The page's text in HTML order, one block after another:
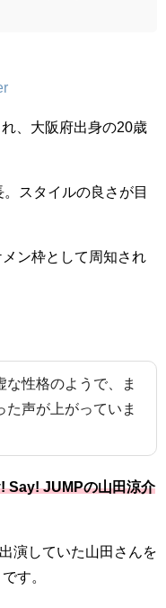
、大阪府出身の20歳
スタイルの良さが目
ン枠として周知され
な性格のようで、ま
た声が上がっていま
Say! JUMPの山田涼介
演していた山田さんを
す。